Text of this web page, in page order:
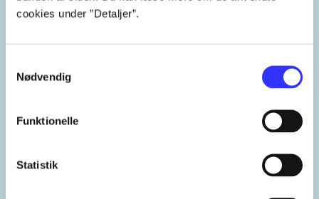
cookies under ”Detaljer”.
Nødvendig
Funktionelle
Statistik
Emneord
hestesygdomme vokal